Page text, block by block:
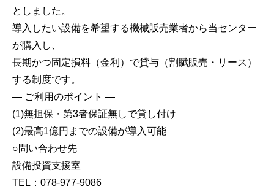
としました。
導入したい設備を希望する機械販売業者から当センター
が購入し、
長期かつ固定損料（金利）で貸与（割賦販売・リース）
する制度です。
― ご利用のポイント ―
(1)無担保・第3者保証無しで貸し付け
(2)最高1億円までの設備が導入可能
○問い合わせ先
設備投資支援室
TEL：078-977-9086